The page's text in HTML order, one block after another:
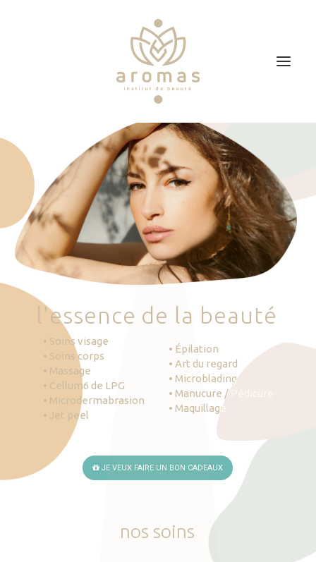
Soins
Je veux faire un bon cadeau
Plan d’accès
Prendre RDV
'essence de la beauté
• Soins visage
• Soins corps
• Massage
• Cellum6 de LPG
• Microdermabrasion
• Jet peel
• Épilation
• Art du regard
• Microblading
• Manucure / Pédicure
• Maquillage
JE VEUX FAIRE UN BON CADEAUX
nos soins